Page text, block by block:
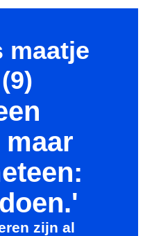
maatje
zijn al